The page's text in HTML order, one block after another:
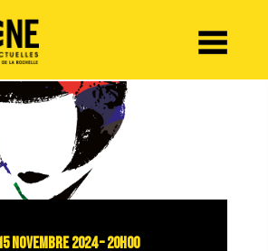
NOVEMBRE 2024 – 20H00